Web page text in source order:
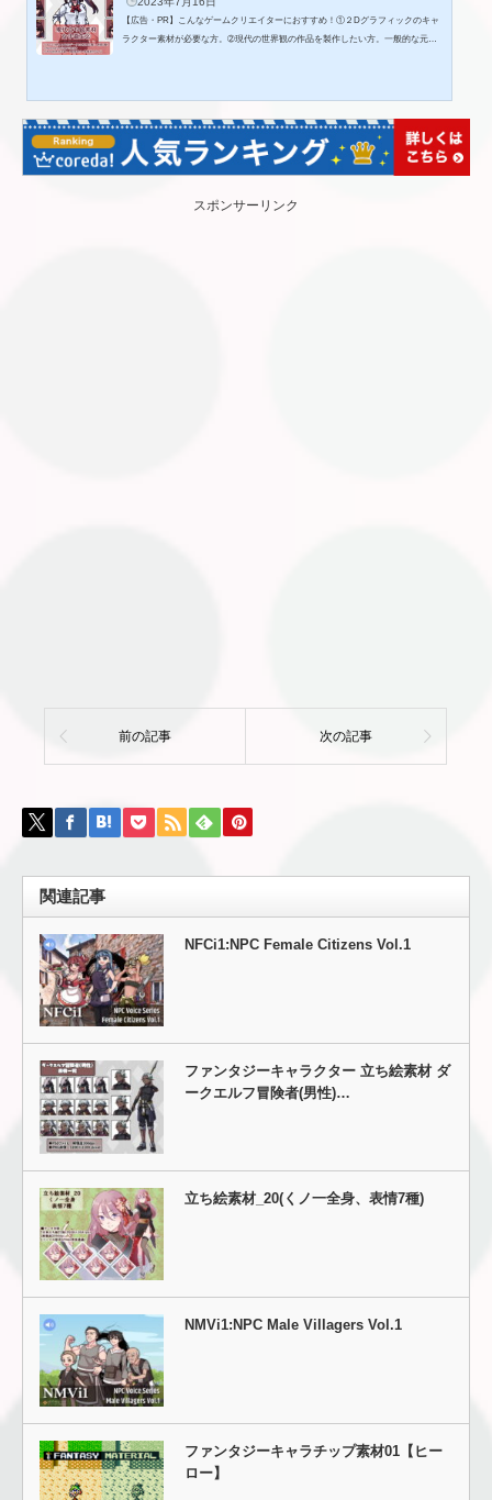
【広告・PR】こんなゲームクリエイターにおすすめ！①２Dグラフィックのキャ
ラクター素材が必要な方。➁現代の世界観の作品を製作したい方。一般的な元気
差分PNG透過ファイル(1200×2200)×36枚 下着・水着・制服(夏)・制服(冬)・私...
スポンサーリンク
前の記事 次の記事
関連記事
NFCi1:NPC Female Citizens Vol.1
ファンタジーキャラクター 立ち絵素材 ダ
ークエルフ冒険者(男性)…
立ち絵素材_20(くノ一全身、表情7種)
NMVi1:NPC Male Villagers Vol.1
ファンタジーキャラチップ素材01【ヒー
ロー】